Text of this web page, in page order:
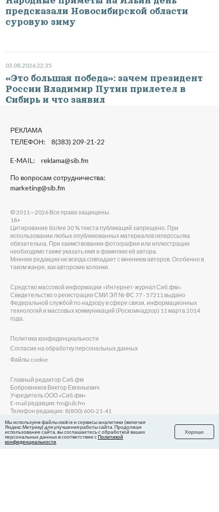
предсказали Новосибирской области
суровую зиму
03.08.2026 22:35
«Это большая победа»: зачем президент
России Владимир Путин прилетел в
Сибирь и что заявил
РЕКЛАМА
ТЕЛЕФОН: 8(383) 209-21-22
E-MAIL: reklama@sib.fm
По вопросам сотрудничества:
marketing@sib.fm
© 2011—2026 Все права защищены.
18+
Цитирование более 30 % текста публикаций запрещено. При
использовании любых опубликованных материалов гиперссылка
обязательна. При заимствовании фотографии или иллюстрации
необходимо также указать имя и фамилию её автора.
Мнение редакции не всегда совпадает с мнением авторов. Особенно в
таком жанре, как авторские колонки.
Средство массовой информации «Интернет-журнал Сиб.фм».
Свидетельство о регистрации СМИ ЭЛ № ФС 77 - 57211 выдано
Федеральной службой по надзору в сфере связи, информационных
технологий и массовых коммуникаций (Роскомнадзор) 11 марта 2014
года.
Политика конфиденциальности
Согласие на обработку персональных данных
Файлы cookie
Главный редактор Сиб.фм
Бобровников Виктор Евгеньевич
Учредитель ООО «Сиб.фм»
E-mail редакции: fm@sib.fm
Телефон редакции: 8(800) 600-21-41
Сайт разработан и поддерживается Технодзен
Мы используем файлы cookie и сервисы аналитики (включая
Яндекс.Метрику) для улучшения работы сайта. Продолжая
использование сайта, вы соглашаетесь с обработкой ваших
персональных данных в соответствии сПолитикой
конфиденциальности
Хорошо